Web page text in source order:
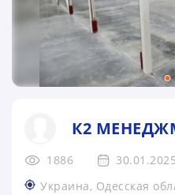
К2
1886
30.01.2025
Украина, Одесская